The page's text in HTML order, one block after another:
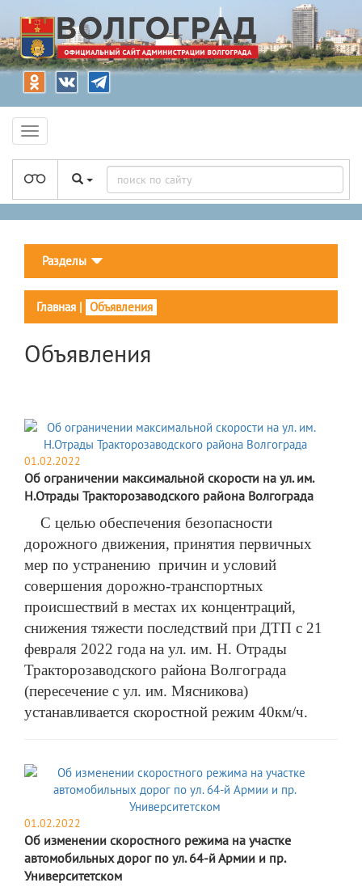
Разделы
Главная | Объявления
Объявления
01.02.2022
Об ограничении максимальной скорости на ул. им.
Н.Отрады Тракторозаводского района Волгограда
С целью обеспечения безопасности
дорожного движения, принятия первичных
мер по устранению причин и условий
совершения дорожно-транспортных
происшествий в местах их концентраций,
снижения тяжести последствий при ДТП с 21
февраля 2022 года на ул. им. Н. Отрады
Тракторозаводского района Волгограда
(пересечение с ул. им. Мясникова)
устанавливается скоростной режим 40км/ч.
01.02.2022
Об изменении скоростного режима на участке
автомобильных дорог по ул. 64-й Армии и пр.
Университетском